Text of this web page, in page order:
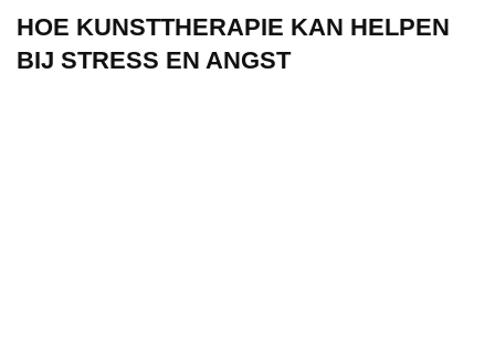
HOE KUNSTTHERAPIE KAN HELPEN
BIJ STRESS EN ANGST